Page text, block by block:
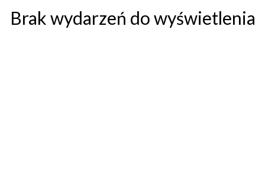
Brak wydarzeń do wyświetlenia